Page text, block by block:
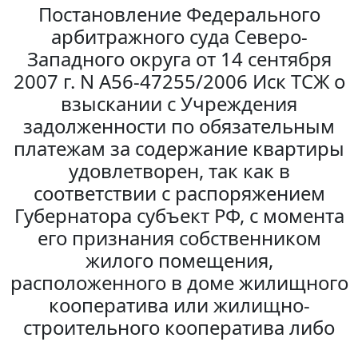
Постановление Федерального
арбитражного суда Северо-
Западного округа от 14 сентября
2007 г. N А56-47255/2006 Иск ТСЖ о
взыскании с Учреждения
задолженности по обязательным
платежам за содержание квартиры
удовлетворен, так как в
соответствии с распоряжением
Губернатора субъект РФ, с момента
его признания собственником
жилого помещения,
расположенного в доме жилищного
кооператива или жилищно-
строительного кооператива либо